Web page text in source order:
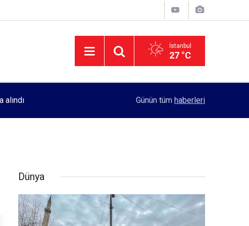
İstanbul
27 °C
Rektörlük, kadın öğrencilerin güvenliği için
Günün tüm haberleri
Dünya